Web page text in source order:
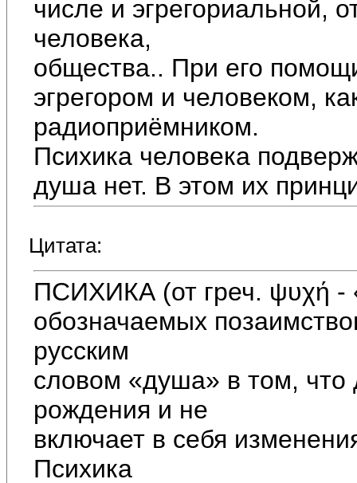
числе и эгрегориальной,
человека,
общества.. При его
эгрегором и человеком,
радиоприёмником.
Психика человека
душа нет. В этом их
Цитата:
ПСИХИКА (от греч. ψυχή -
обозначаемых
русским
словом «душа» в том, что
рождения и не
включает в себя
Психика